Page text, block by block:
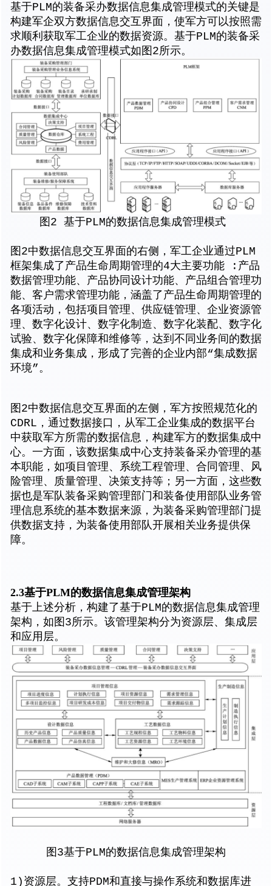
基于PLM的装备采办数据信息集成管理模式的关键是
构建军企双方数据信息交互界面，使军方可以按照需
求顺利获取军工企业的数据资源。基于PLM的装备采
办数据信息集成管理模式如图2所示。
图2 基于PLM的数据信息集成管理模式
图2中数据信息交互界面的右侧，军工企业通过PLM
框架集成了产品生命周期管理的4大主要功能 :产品
数据管理功能、产品协同设计功能、产品组合管理功
能、客户需求管理功能，涵盖了产品生命周期管理的
各项活动，包括项目管理、供应链管理、企业资源管
理、数字化设计、数字化制造、数字化装配、数字化
试验、数字化保障和维修等，达到不同业务间的数据
集成和业务集成，形成了完善的企业内部“集成数据
环境”。
图2中数据信息交互界面的左侧，军方按照规范化的
CDRL，通过数据接口，从军工企业集成的数据平台
中获取军方所需的数据信息，构建军方的数据集成中
心。一方面，该数据集成中心支持装备采办管理的基
本职能，如项目管理、系统工程管理、合同管理、风
险管理、质量管理、决策支持等；另一方面，这些数
据也是军队装备采购管理部门和装备使用部队业务管
理信息系统的基本数据来源，为装备采购管理部门提
供数据支持，为装备使用部队开展相关业务提供保
障。
2.3基于PLM的数据信息集成管理架构
基于上述分析，构建了基于PLM的数据信息集成管理
架构，如图3所示。该管理架构分为资源层、集成层
和应用层。
图3基于PLM的数据信息集成管理架构
1)资源层。支持PDM和直接与操作系统和数据库进